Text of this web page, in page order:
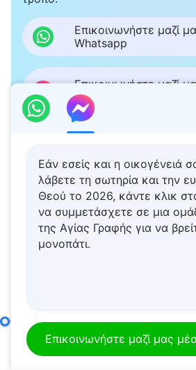
Επικοινωνήστε μαζί
Whatsapp
Επικοινωνήστε μαζί
Messenger
Σχετικό περιεχόμενο
20:53
θα
Θεό»
Εάν εσείς και η οικογένειά
λάβετε τη σωτηρία και την
Θεού το 2026, κάντε κλικ
να συμμετάσχετε σε μια
της Αγίας Γραφής για να
μονοπάτι.
Επικοινωνήστε μαζί μας